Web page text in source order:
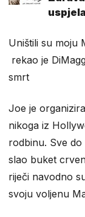
Uništili su moju
rekao je
smrt
Joe je
nikoga iz
rodbinu. Sve
slao buket
riječi navodno
svoju voljenu